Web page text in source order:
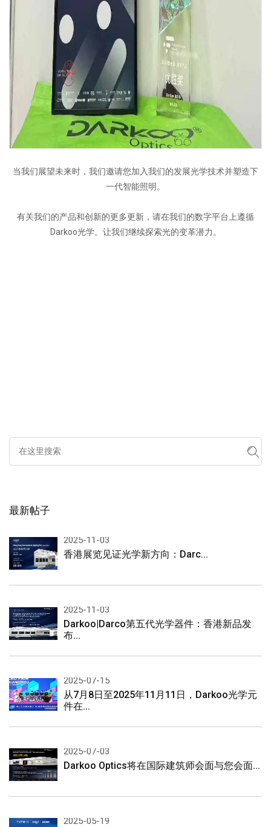
当我们展望未来时，我们邀请您加入我们的发展光学技术并塑造下
一代智能照明。
有关我们的产品和创新的更多更新，请在我们的数字平台上遵循
Darkoo光学。让我们继续探索光的变革潜力。
最新帖子
2025-11-03
香港展览见证光学新方向：Darc...
2025-11-03
Darkoo|Darco第五代光学器件：香港新品发
布...
2025-07-15
从7月8日至2025年11月11日，Darkoo光学元
件在...
2025-07-03
Darkoo Optics将在国际建筑师会面与您会面...
2025-05-19